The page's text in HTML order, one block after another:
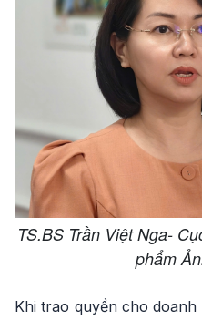
TS.BS Trần Việt Nga-
phẩm
Khi trao quyền cho